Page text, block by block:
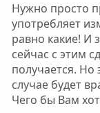
Нужно просто
употребляет
равно какие! И
сейчас с этим
получается. Но
случае будет
Чего бы Вам